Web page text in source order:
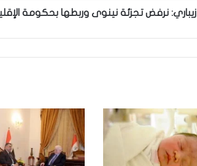
الزواج خارج المحكمة
مقاهي النساء في
وخصوصية
زيباري: نرفض تجزئة نينوى وربطها بحكومة